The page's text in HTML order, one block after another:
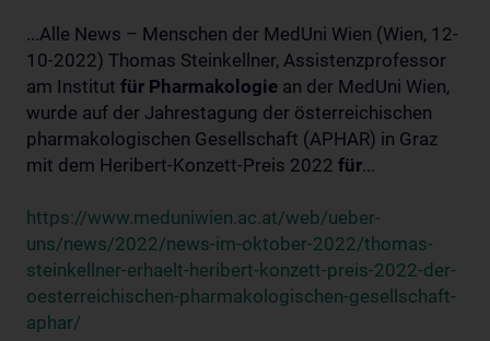
...Alle News – Menschen der MedUni Wien (Wien, 12-
10-2022) Thomas Steinkellner, Assistenzprofessor
am Institut für Pharmakologie an der MedUni Wien,
wurde auf der Jahrestagung der österreichischen
pharmakologischen Gesellschaft (APHAR) in Graz
mit dem Heribert-Konzett-Preis 2022 für...
https://www.meduniwien.ac.at/web/ueber-
uns/news/2022/news-im-oktober-2022/thomas-
steinkellner-erhaelt-heribert-konzett-preis-2022-der-
oesterreichischen-pharmakologischen-gesellschaft-
aphar/